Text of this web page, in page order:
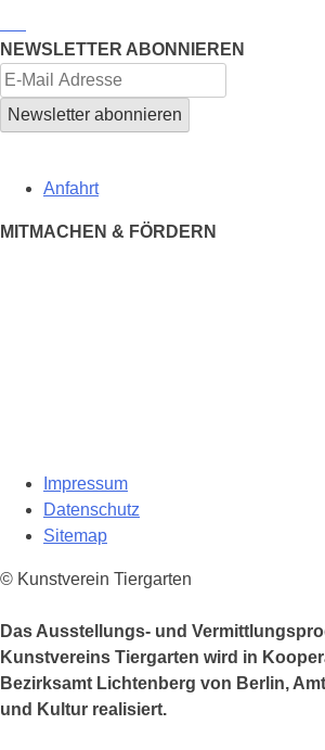
NEWSLETTER ABONNIEREN
Anfahrt
MITMACHEN & FÖRDERN
Impressum
Datenschutz
Sitemap
© Kunstverein Tiergarten
Das Ausstellungs- und
Kunstvereins Tiergarten wird in
Bezirksamt Lichtenberg von Berlin,
und Kultur realisiert.